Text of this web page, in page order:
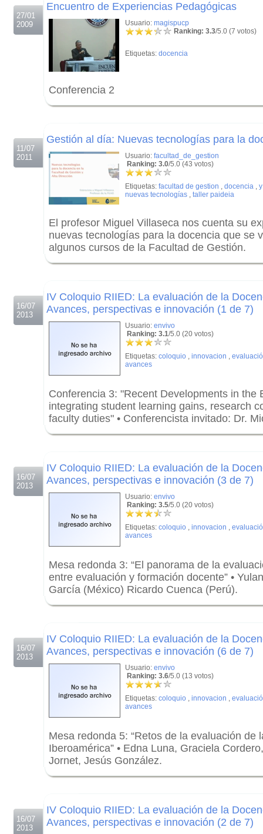
27/01
2009
Encuentro de Experiencias Pedagógicas
Usuario: magispucp
Ranking: 3.3/5.0 (7 votos)
Etiquetas: docencia
Conferencia 2
11/07
2011
Gestión al día: Nuevas tecnologías para la
Usuario: facultad_de_gestion
Ranking: 3.0/5.0 (43 votos)
Etiquetas: facultad de gestion , docencia ,
nuevas tecnologías , taller paideia
El profesor Miguel Villaseca nos cuenta su
nuevas tecnologías para la docencia que se
algunos cursos de la Facultad de Gestión.
16/07
2013
IV Coloquio RIIED: La evaluación de la
Avances, perspectivas e innovación (1 de 7)
Usuario: envivo
Ranking: 3.1/5.0 (20 votos)
Etiquetas: coloquio , innovacion ,
avances
Conferencia 3: "Recent Developments in the
integrating student learning gains, research
faculty duties" • Conferencista invitado: Dr.
16/07
2013
IV Coloquio RIIED: La evaluación de la
Avances, perspectivas e innovación (3 de 7)
Usuario: envivo
Ranking: 3.5/5.0 (20 votos)
Etiquetas: coloquio , innovacion ,
avances
Mesa redonda 3: “El panorama de la
entre evaluación y formación docente” •
García (México) Ricardo Cuenca (Perú).
16/07
2013
IV Coloquio RIIED: La evaluación de la
Avances, perspectivas e innovación (6 de 7)
Usuario: envivo
Ranking: 3.6/5.0 (13 votos)
Etiquetas: coloquio , innovacion ,
avances
Mesa redonda 5: “Retos de la evaluación de
Iberoamérica” • Edna Luna, Graciela
Jornet, Jesús González.
16/07
2013
IV Coloquio RIIED: La evaluación de la
Avances, perspectivas e innovación (2 de 7)